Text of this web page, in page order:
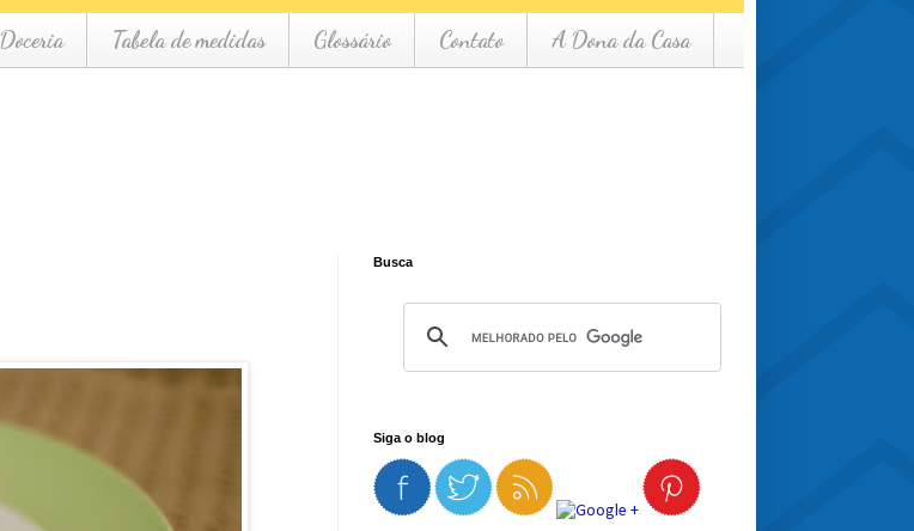
Doceria Tabela de medidas Glossário Contato A Dona da Casa
Busca
Siga o blog